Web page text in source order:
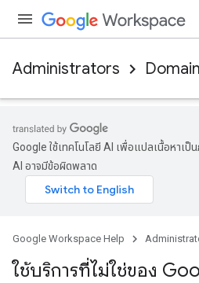
Administrators
Google ใช้เทคโนโลยี AI เพื่อแปลเนื้อหาเ
AI อาจมีข้อผิดพลาด
Google Workspace Help
ใช้บริการที่ไม่ใช่ของ